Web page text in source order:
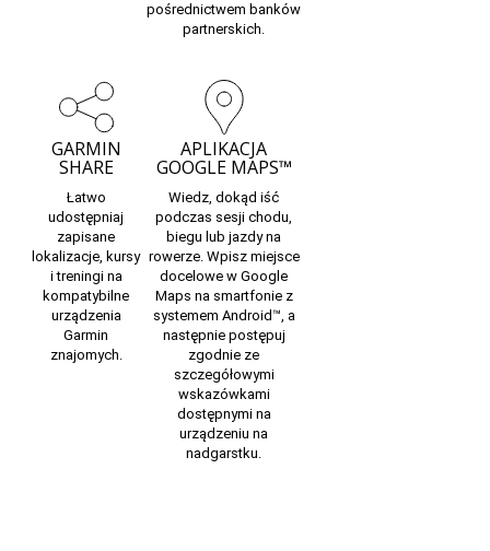
pośrednictwem banków
partnerskich.
GARMIN
SHARE
Łatwo
udostępniaj
zapisane
lokalizacje, kursy
i treningi na
kompatybilne
urządzenia
Garmin
znajomych.
APLIKACJA
GOOGLE MAPS™
Wiedz, dokąd iść
podczas sesji chodu,
biegu lub jazdy na
rowerze. Wpisz miejsce
docelowe w Google
Maps na smartfonie z
systemem Android™, a
następnie postępuj
zgodnie ze
szczegółowymi
wskazówkami
dostępnymi na
urządzeniu na
nadgarstku.